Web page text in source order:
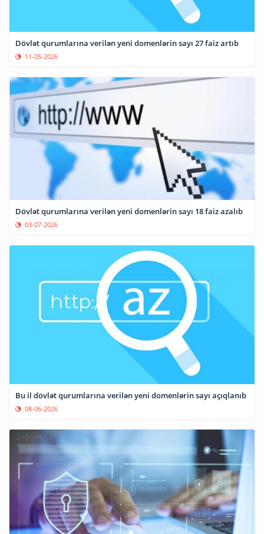
Dövlət qurumlarına verilən yeni domenlərin sayı 27 faiz artıb
11-05-2026
Dövlət qurumlarına verilən yeni domenlərin sayı 18 faiz azalıb
03-07-2026
Bu il dövlət qurumlarına verilən yeni domenlərin sayı açıqlanıb
08-06-2026